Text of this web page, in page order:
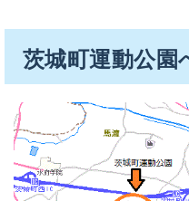
茨城町運動公園